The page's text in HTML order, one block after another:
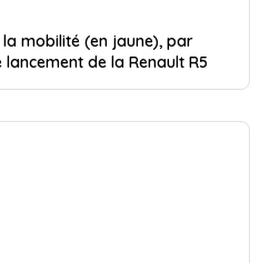
mobilité (en jaune), par
de la Renault R5